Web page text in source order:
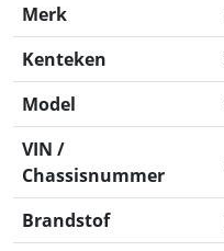
Merk
Kenteken
Model
VIN /
Chassisnummer
Brandstof